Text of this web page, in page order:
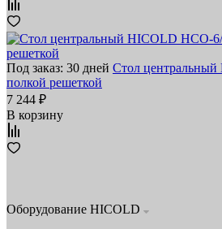
Под заказ: 30 дней Стол
полкой решеткой
7 244 ₽
В корзину
Оборудование HICOLD